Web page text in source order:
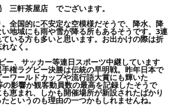
軒茶屋店 でございます。
全国的に不安定な空模様だそうで、降水、降
地域にも雨や雪が降る所もあるそうです。3連
いる方も多いと思います。お出かけの際は折
なく。
ー、サッカー等連日スポーツ中継しています
権ラグビー決勝は伝統の早明戦。昨年日本で
ワールドカップや流行語大賞にも輝いた
の影響か観客動員数の最高を記録したそうで
恵まれ、しかも開催場所が新設されたばかり
というのも理由の一つかもしれませんね。